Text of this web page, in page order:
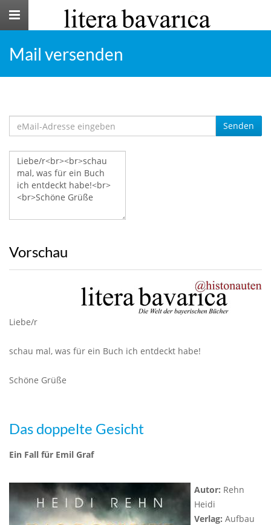
Toggle
Mail versenden
Senden
Vorschau
Liebe/r
schau mal, was für ein Buch ich entdeckt habe!
Schöne Grüße
Das doppelte Gesicht
Ein Fall für Emil Graf
Autor: Rehn
Heidi
Verlag: Aufbau